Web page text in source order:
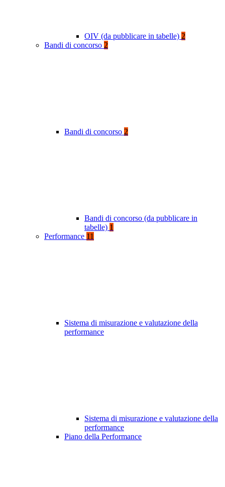
OIV (da pubblicare in tabelle) 2
Bandi di concorso 2
Bandi di concorso 2
Bandi di concorso (da pubblicare in
tabelle) 1
Performance 11
Sistema di misurazione e valutazione della
performance
Sistema di misurazione e valutazione della
performance
Piano della Performance